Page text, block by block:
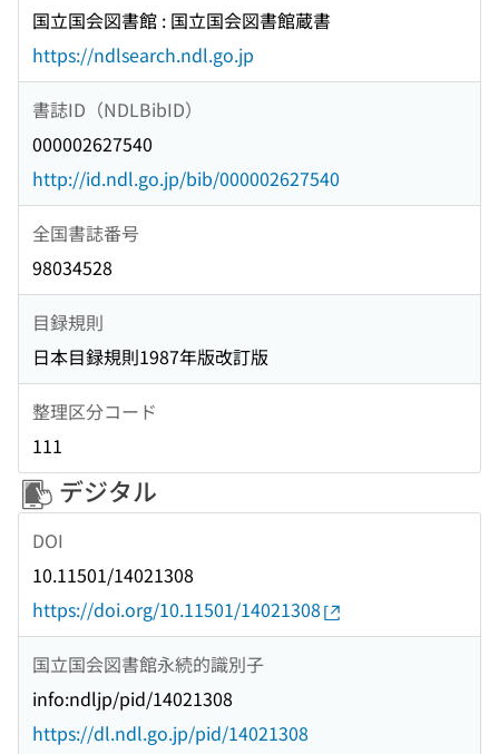
国立国会図書館 : 国立国会図書館蔵書
https://ndlsearch.ndl.go.jp
書誌ID（NDLBibID）
000002627540
http://id.ndl.go.jp/bib/000002627540
全国書誌番号
98034528
目録規則
日本目録規則1987年版改訂版
整理区分コード
111
デジタル
DOI
10.11501/14021308
https://doi.org/10.11501/14021308
国立国会図書館永続的識別子
info:ndljp/pid/14021308
https://dl.ndl.go.jp/pid/14021308